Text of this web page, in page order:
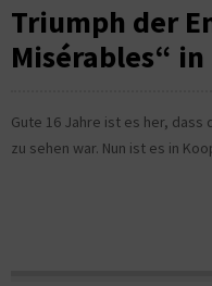
Triumph der
Misérables“
Gute 16 Jahre ist es her, dass
zu sehen war. Nun ist es in